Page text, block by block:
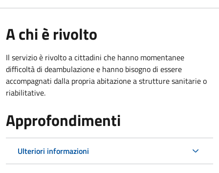
A chi è rivolto
Il servizio è rivolto a cittadini che hanno momentanee
difficoltà di deambulazione e hanno bisogno di essere
accompagnati dalla propria abitazione a strutture sanitarie o
riabilitative.
Approfondimenti
Ulteriori informazioni